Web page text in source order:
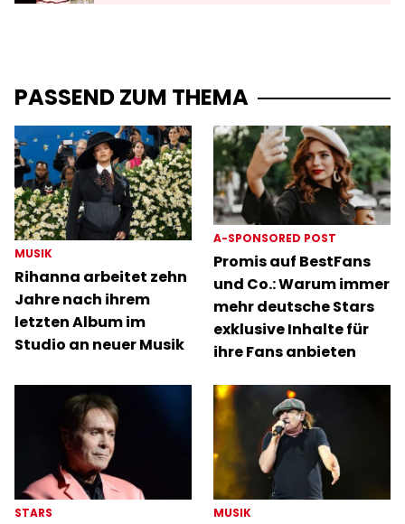
PASSEND ZUM THEMA
MUSIK
Rihanna arbeitet zehn
Jahre nach ihrem
letzten Album im
Studio an neuer Musik
A-SPONSORED POST
Promis auf BestFans
und Co.: Warum immer
mehr deutsche Stars
exklusive Inhalte für
ihre Fans anbieten
STARS MUSIK